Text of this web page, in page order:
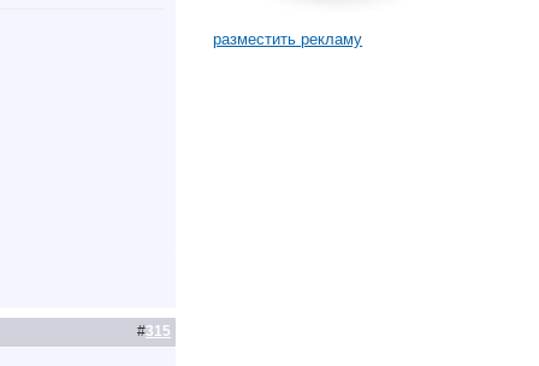
#315
разместить рекламу